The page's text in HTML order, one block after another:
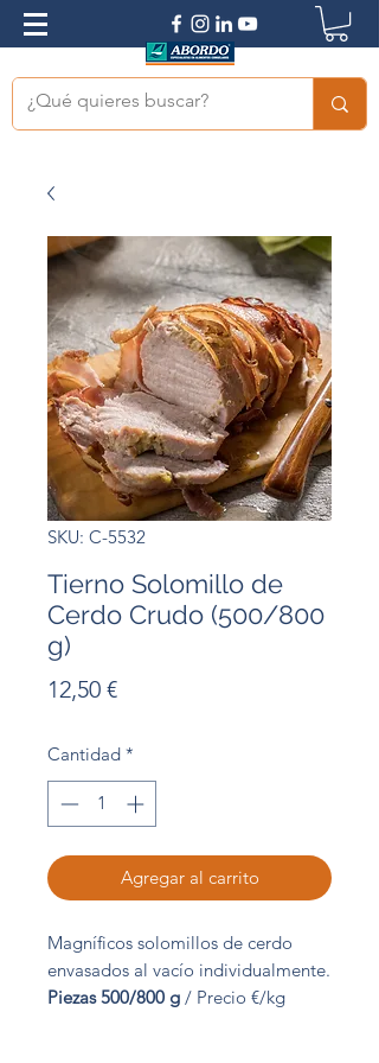
SKU: C-5532
Tierno Solomillo de
Cerdo Crudo (500/800
g)
12,50 €Precio
Cantidad *
Agregar al carrito
Magníficos solomillos de cerdo
envasados al vacío individualmente.
Piezas 500/800 g / Precio €/kg